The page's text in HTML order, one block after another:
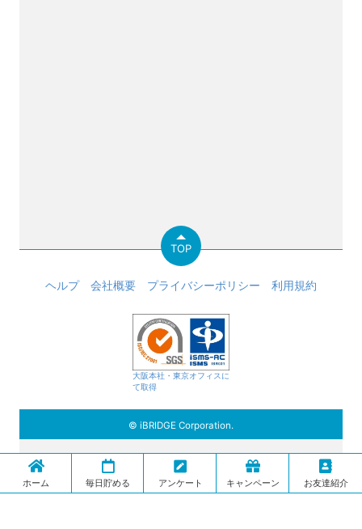
ホーム 毎日貯める アンケート キャンペーン お友達紹介
ヘルプ 会社概要 プライバシーポリシー 利用規約
大阪本社・東京オフィスに
て取得
© iBRIDGE Corporation.
TOP